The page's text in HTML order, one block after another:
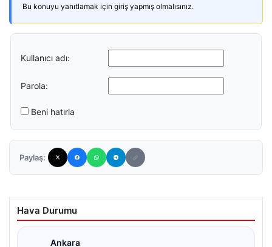
Bu konuyu yanıtlamak için giriş yapmış olmalısınız.
Kullanıcı adı:
Parola:
Beni hatırla
Paylaş:
Hava Durumu
Ankara